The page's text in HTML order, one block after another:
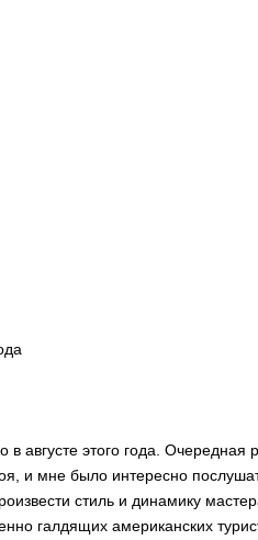
в августе этого года. Очередная
и мне было интересно
стиль и динамику
галдящих американских